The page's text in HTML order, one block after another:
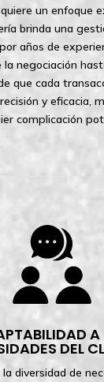
un enfoque
brinda una
años de
negociación
que cada
y eficacia,
complicación
A
DEL
diversidad de